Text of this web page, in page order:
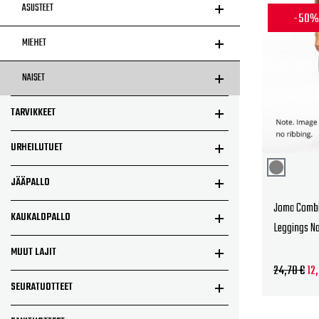
ASUSTEET
MIEHET
NAISET
TARVIKKEET
URHEILUTUET
JÄÄPALLO
KAUKALOPALLO
MUUT LAJIT
SEURATUOTTEET
-50%
Joma
Leggings
24,70€